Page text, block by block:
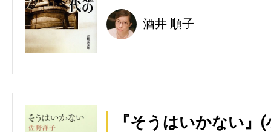
酒井 順子
『そうはいかない』